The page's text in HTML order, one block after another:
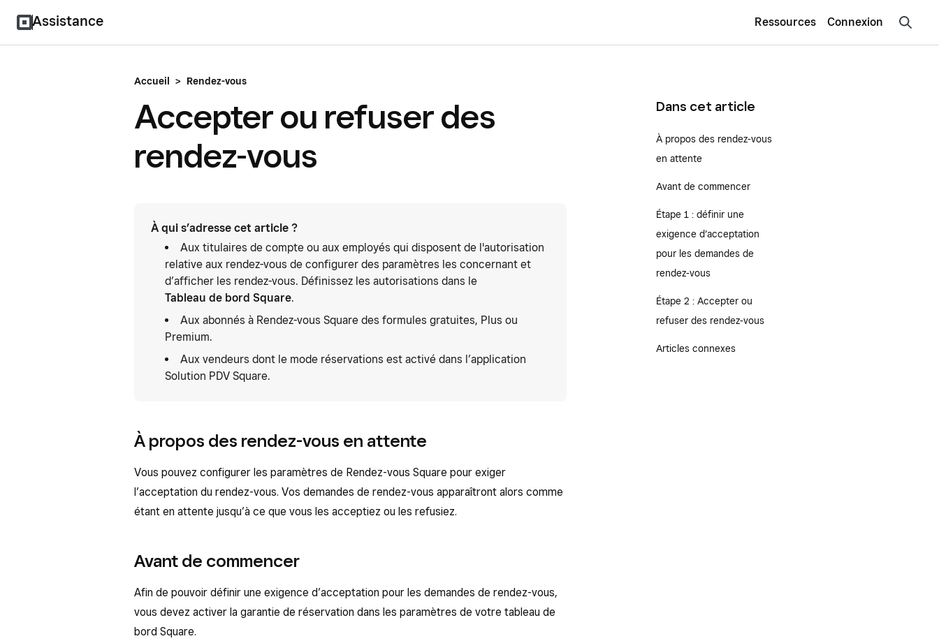
Assistance Ressources Connexion
Accueil > Rendez-vous
Accepter ou refuser des
rendez-vous
À qui s’adresse cet article ?
Aux titulaires de compte ou aux employés qui disposent de l'autorisation
relative aux rendez-vous de configurer des paramètres les concernant et
d’afficher les rendez-vous. Définissez les autorisations dans le
Tableau de bord Square.
Aux abonnés à Rendez-vous Square des formules gratuites, Plus ou
Premium.
Aux vendeurs dont le mode réservations est activé dans l’application
Solution PDV Square.
À propos des rendez-vous en attente
Vous pouvez configurer les paramètres de Rendez-vous Square pour exiger
l’acceptation du rendez-vous. Vos demandes de rendez-vous apparaîtront alors comme
étant en attente jusqu’à ce que vous les acceptiez ou les refusiez.
Avant de commencer
Afin de pouvoir définir une exigence d’acceptation pour les demandes de rendez-vous,
vous devez activer la garantie de réservation dans les paramètres de votre tableau de
bord Square.
Dans cet article
À propos des rendez-vous
en attente
Avant de commencer
Étape 1 : définir une
exigence d’acceptation
pour les demandes de
rendez-vous
Étape 2 : Accepter ou
refuser des rendez-vous
Articles connexes